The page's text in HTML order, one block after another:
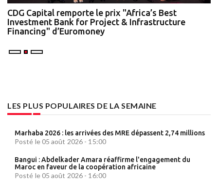
CDG Capital remporte le prix "Africa’s Best
Investment Bank for Project & Infrastructure
Financing" d’Euromoney
LES PLUS POPULAIRES DE LA SEMAINE
Marhaba 2026 : les arrivées des MRE dépassent 2,74 millions
Posté le 05 août 2026 - 15:00
Bangui : Abdelkader Amara réaffirme l'engagement du
Maroc en faveur de la coopération africaine
Posté le 05 août 2026 - 16:00